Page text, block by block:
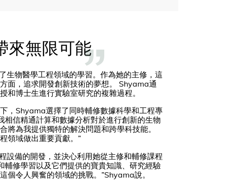
來無限可能
生物醫學工程領域的學習。作為她的主修，這
面，追求開發創新技術的夢想。 Shyama通
和博士生進行實驗室研究的複雜過程。
，Shyama選擇了同時輔修數據科學和工程專
相信精通計算和數據分析對於進行創新的生物
為我提供獨特的解決問題和跨學科技能。
領域做出重要貢獻。”
設備的開發，並決心利用她從主修和輔修課程
輔修學習以及它們提供的寶貴知識、研究經驗
個令人興奮的領域的挑戰。”Shyama說。